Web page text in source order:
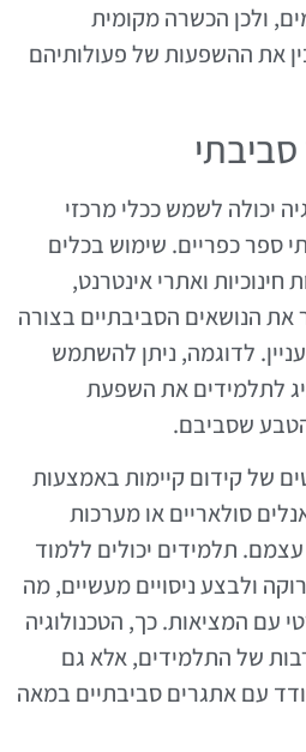
ולכן הכשרה מקומית
את ההשפעות של פעולותיהם
סביבתי
יכולה לשמש ככלי מרכזי
ספר כפריים. שימוש בכלים
חינוכיות ואתרי אינטרנט,
הנושאים הסביבתיים בצורה
לדוגמה, ניתן להשתמש
לתלמידים את השפעת
הטבע שסביבם.
של קידום קיימות באמצעות
סולאריים או מערכות
תלמידים יכולים ללמוד
ולבצע ניסויים מעשיים, מה
עם המציאות. כך, הטכנולוגיה
של התלמידים, אלא גם
עם אתגרים סביבתיים במאה